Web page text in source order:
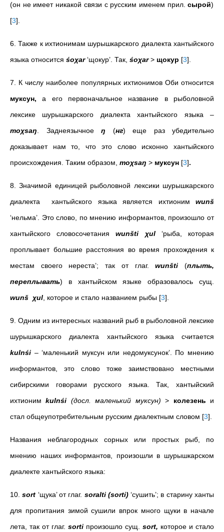
(он не имеет никакой связи с русским именем прил.сырой)
[3]
6. Также к ихтионимам шурышкарского диалекта хантыйского
языка относится śoχar‘щокур’. Так, śoχar> щокур [3]
7. К числу наиболее популярных ихтионимов Оби относится
муксун,а его первоначальное название в рыболовной
лексике шурышкарского диалекта хантыйского языка –
moχsaŋ . Заднеязычное ŋ (нг) еще раз
убедительно
доказывает нам то, что это слово исконно хантыйского
происхождения. Таким образом, moχsaŋ > муксун [3].
8. Значимой единицей рыболовной лексики шурышкарского
диалекта хантыйского языка является ихтионим wunš
‘нельма’. Это слово, по мнению информантов, произошло от
хантыйского словосочетанияwunšti χul‘рыба, которая
проплывает большие расстояния во время прохождения к
местам своего нереста’; так от глаг.wunšti (плыть,
переплывать) в хантыйском языке образовалось сущ.
wunš χul , которое и стало названием рыбы [3]
9. Одним из интересных названий рыб в рыболовной лексике
шурышкарского диалекта хантыйского языка считается
kulnśi – ‘маленький муксун или недомуксунок’. По мнению
информантов, это слово тоже заимствовано местными
сибирскими говорами русского языка. Так, хантыйский
ихтионимkulnśi (досл. маленький муксун)> колезень и
стал общеупотребительным русским диалектным словом [3]
Названия неблагородных сорных или простых рыб, по
мнению наших информантов, произошли в шурышкарском
диалекте хантыйского языка:
10.sort ‘щука’ от глаг. soralti (sorti)‘сушить’; в старину ханты
для пропитания зимой сушили впрок много щуки в начале
лета, так от глаг. sorti произошло сущ. sort, которое и стало